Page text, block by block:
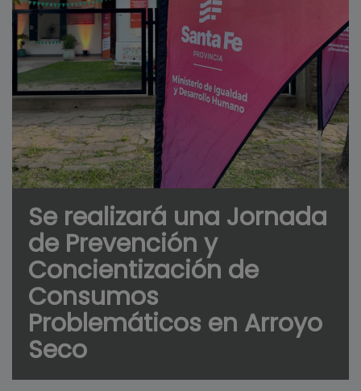
Se realizará una Jornada
de Prevención y
Concientización de
Consumos
Problemáticos en Arroyo
Seco